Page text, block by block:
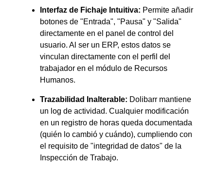
Interfaz de Fichaje Intuitiva: Permite añadir
botones de "Entrada", "Pausa" y "Salida"
directamente en el panel de control del
usuario. Al ser un ERP, estos datos se
vinculan directamente con el perfil del
trabajador en el módulo de Recursos
Humanos.
Trazabilidad Inalterable: Dolibarr mantiene
un log de actividad. Cualquier modificación
en un registro de horas queda documentada
(quién lo cambió y cuándo), cumpliendo con
el requisito de "integridad de datos" de la
Inspección de Trabajo.